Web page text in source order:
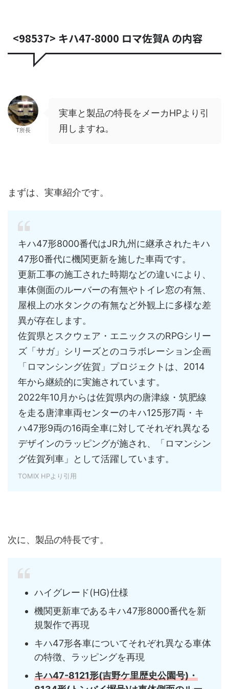
<98537> キハ47-8000 ロマ佐賀A の内容
T所長
実車と製品の特長をメーカHPより引
用しますね。
まずは、実車紹介です。
キハ47形8000番代はJR九州に継承されたキハ
47形0番代に機関更新を施した車両です。
更新工事の施工された時期などの違いにより、
車体側面のルーバーの有無やトイレ窓の有無、
屋根上の水タンクの有無など外観上に多様な差
異が存在します。
佐賀県とスクウェア・エニックスのRPGシリー
ズ「サガ」シリーズとのコラボレーション企画
「ロマンシング佐賀」プロジェクトは、2014
年から継続的に実施されています。
2022年10月からは佐賀県内の唐津線・筑肥線
を走る唐津車両センターのキハ125形7両・キ
ハ47形9両の16両全車に対してそれぞれ異なる
デザインのラッピングが施され、「ロマンシン
グ佐賀列車」として活躍しています。
TOMIX HPより引用
次に、製品の特長です。
ハイグレード(HG)仕様
機関更新車であるキハ47形8000番代を新
規製作で再現
キハ47形各車についてそれぞれ異なる車体
の特徴、ラッピングを再現
キハ47-8121形(吉野ケ里歴史公園号)・